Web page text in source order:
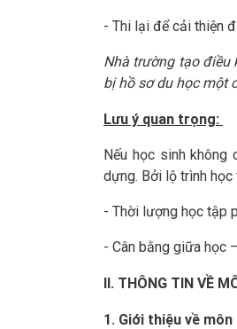
- Thi lại để cải thiện
Nhà trường tạo điều
bị hồ sơ du học một
Lưu ý quan trọng:
Nếu học sinh không
dựng. Bởi lộ trình
- Thời lượng học tập
- Cân bằng giữa học
II. THÔNG TIN VỀ
1. Giới thiệu về